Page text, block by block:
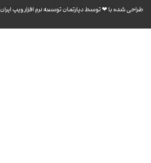
طراحی شده با ❤︎ توسط دپارتمان توسعه نرم افزار ویپ ایران